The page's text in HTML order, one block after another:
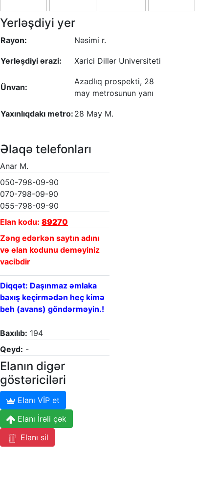
Yerləşdiyi yer
Rayon: Nəsimi r.
Yerləşdiyi ərazi: Xarici Dillər Universiteti
Ünvan:
Azadlıq prospekti, 28
may metrosunun yanı
Yaxınlıqdakı metro: 28 May M.
Əlaqə telefonları
Anar M.
050-798-09-90
070-798-09-90
055-798-09-90
Elan kodu: 89270
Zəng edərkən saytın adını
və elan kodunu deməyiniz
vacibdir
Diqqət: Daşınmaz əmlaka
baxış keçirmədən heç kimə
beh (avans) göndərməyin.!
Baxılıb: 194
Qeyd: -
Elanın digər
göstəriciləri
Elanı VİP et
Elanı İrəli çək
Elanı sil